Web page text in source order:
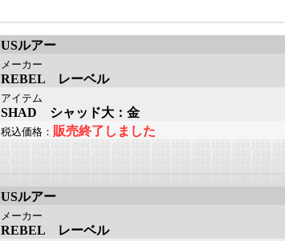
USルアー
メーカー
REBEL レーベル
アイテム
SHAD シャッド大：金
税込価格： 販売終了しました
USルアー
メーカー
REBEL レーベル